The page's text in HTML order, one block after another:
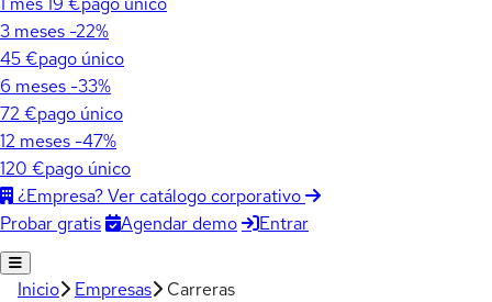
3 meses -22%
45 €pago único
6 meses -33%
72 €pago único
12 meses -47%
120 €pago único
¿Empresa? Ver catálogo corporativo
Probar gratis
Agendar demo Entrar
Inicio Empresas Carreras